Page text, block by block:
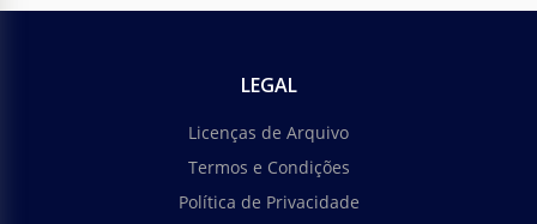
LEGAL
Licenças de Arquivo
Termos e Condições
Política de Privacidade